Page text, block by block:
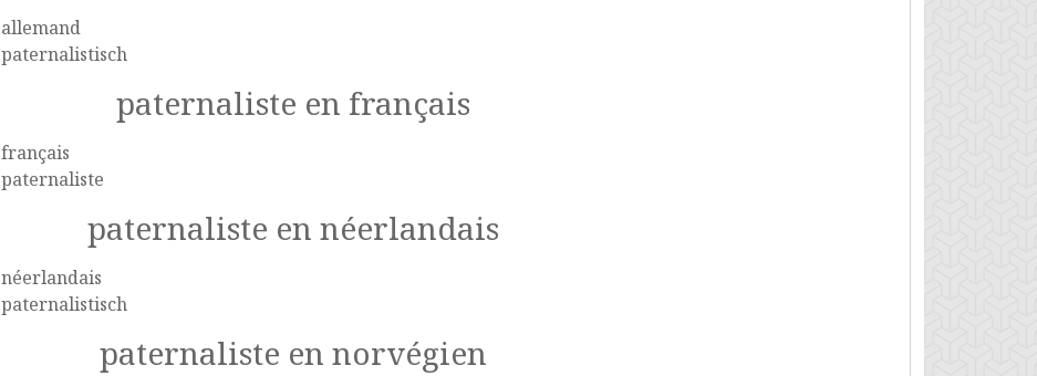
allemand
paternalistisch
paternaliste en français
français
paternaliste
paternaliste en néerlandais
néerlandais
paternalistisch
paternaliste en norvégien